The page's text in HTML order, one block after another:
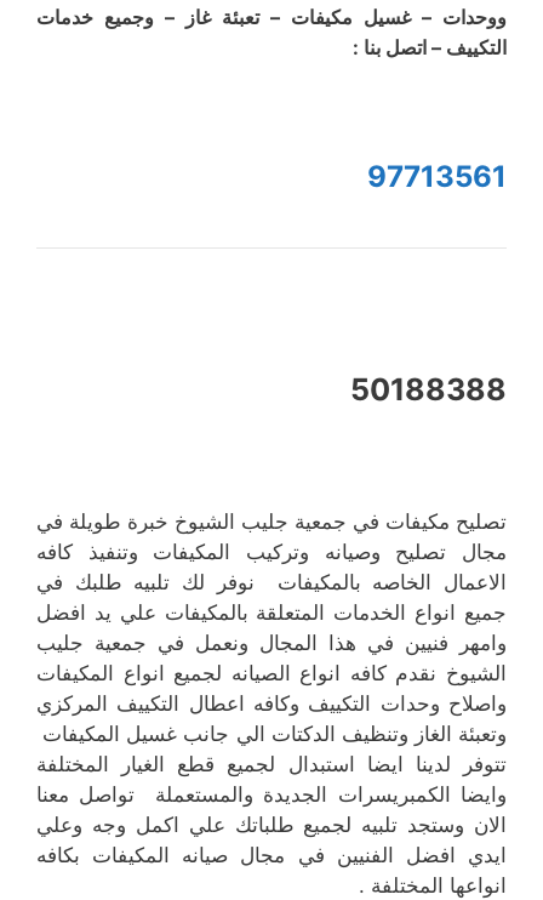
ووحدات – غسيل مكيفات – تعبئة غاز – وجميع خدمات
التكييف – اتصل بنا :
97713561
50188388
تصليح مكيفات في جمعية جليب الشيوخ خبرة طويلة في
مجال تصليح وصيانه وتركيب المكيفات وتنفيذ كافه
الاعمال الخاصه بالمكيفات نوفر لك تلبيه طلبك في
جميع انواع الخدمات المتعلقة بالمكيفات علي يد افضل
وامهر فنيين في هذا المجال ونعمل في جمعية جليب
الشيوخ نقدم كافه انواع الصيانه لجميع انواع المكيفات
واصلاح وحدات التكييف وكافه اعطال التكييف المركزي
وتعبئة الغاز وتنظيف الدكتات الي جانب غسيل المكيفات
تتوفر لدينا ايضا استبدال لجميع قطع الغيار المختلفة
وايضا الكمبريسرات الجديدة والمستعملة تواصل معنا
الان وستجد تلبيه لجميع طلباتك علي اكمل وجه وعلي
ايدي افضل الفنيين في مجال صيانه المكيفات بكافه
انواعها المختلفة .